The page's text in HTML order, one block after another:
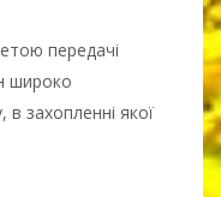
передачі
широко
в захопленні якої